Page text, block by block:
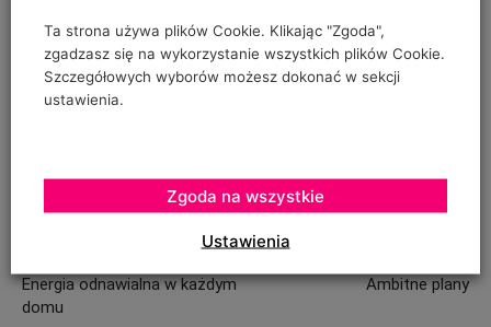
Morela o atrakcyjnych owocach do
Energia odnawialna w każdym
domu
Ambitne plany
Ta strona używa plików Cookie. Klikając "Zgoda",
zgadzasz się na wykorzystanie wszystkich plików Cookie.
Szczegółowych wyborów możesz dokonać w sekcji
ustawienia.
Ustawienia
Zgoda na wszystkie